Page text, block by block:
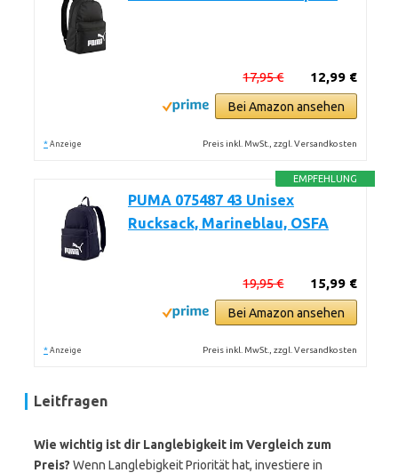
12,99 €
17,95 €
Bei Amazon ansehen
* Anzeige Preis inkl. MwSt., zzgl. Versandkosten
EMPFEHLUNG
PUMA 075487 43 Unisex
Rucksack, Marineblau, OSFA
15,99 €
19,95 €
Bei Amazon ansehen
* Anzeige Preis inkl. MwSt., zzgl. Versandkosten
Leitfragen
Wie wichtig ist dir Langlebigkeit im Vergleich zum
Preis? Wenn Langlebigkeit Priorität hat, investiere in